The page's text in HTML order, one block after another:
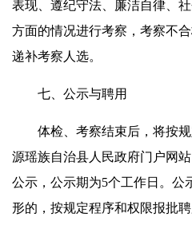
表现、遵纪守法、廉洁自律、
方面的情况进行考察，考察不
递补考察人选。
七、公示与聘用
体检、考察结束后，将按规
源瑶族自治县人民政府门户网站
公示，公示期为5个工作日。公
形的，按规定程序和权限报批